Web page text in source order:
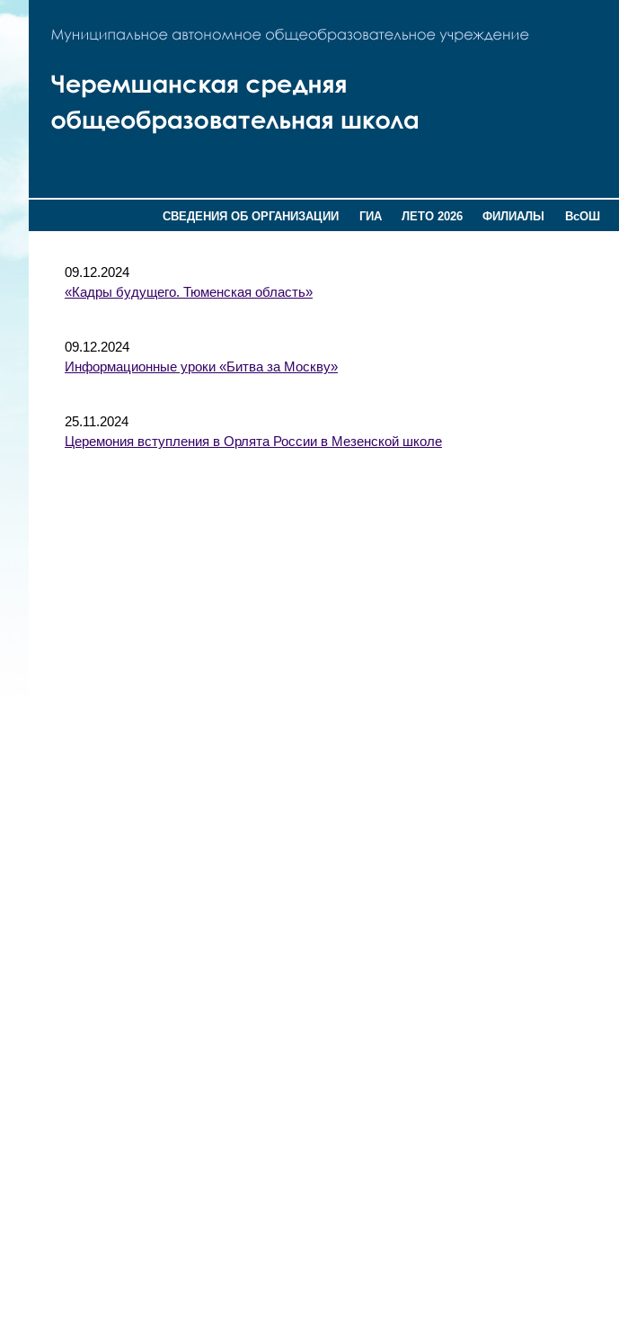
СВЕДЕНИЯ ОБ ОРГАНИЗАЦИИ ГИА ЛЕТО 2026 ФИЛИАЛЫ ВсОШ
09.12.2024
«Кадры будущего. Тюменская область»
09.12.2024
Информационные уроки «Битва за Москву»
25.11.2024
Церемония вступления в Орлята России в Мезенской школе